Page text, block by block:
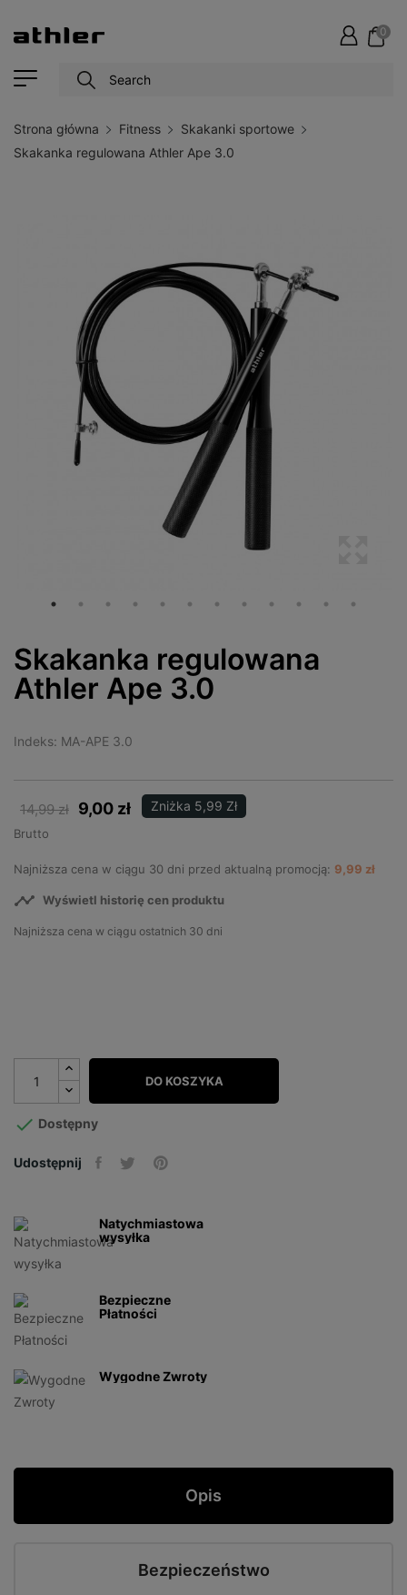
0
Strona główna Fitness
Skakanki sportowe
Skakanka regulowana Athler Ape 3.0
Skakanka regulowana
Athler Ape 3.0
Indeks: MA-APE 3.0
14,99 zł 9,00 zł Zniżka 5,99 Zł
Brutto
Najniższa cena w ciągu 30 dni przed aktualną promocją: 9,99 zł
 Wyświetl historię cen produktu
Najniższa cena w ciągu ostatnich 30 dni
DO KOSZYKA
 Dostępny
Udostępnij
Natychmiastowa
wysyłka
Bezpieczne
Płatności
Wygodne Zwroty
Opis
Bezpieczeństwo